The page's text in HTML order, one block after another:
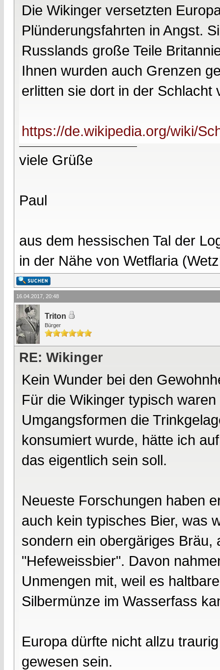
Die Wikinger versetzten
Plünderungsfahrten in Angst.
Russlands große Teile
Ihnen wurden auch Grenzen
erlitten sie dort in der Schlacht
https://de.wikipedia.org/wiki/
viele Grüße
Paul
aus dem hessischen Tal der
in der Nähe von Wetflaria
16.04.2017, 20:48
Triton
Bürger
RE: Wikinger
Kein Wunder bei den
Für die Wikinger typisch
Umgangsformen die
konsumiert wurde, hätte ich
das eigentlich sein soll.
Neueste Forschungen haben
auch kein typisches Bier, was
sondern ein obergäriges
"Hefeweissbier". Davon
Unmengen mit, weil es
Silbermünze im Wasserfass
Europa dürfte nicht allzu
gewesen sein.